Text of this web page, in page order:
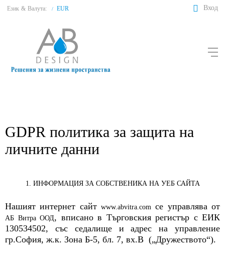
Език & Валута: / EUR Вход
GDPR политика за защита на
личните данни
1. ИНФОРМАЦИЯ ЗА СОБСТВЕНИКА НА УЕБ САЙТА
Нашият интернет сайт www.abvitra.com се управлява от
АБ Витра ООД, вписано в Търговския регистър с ЕИК
130534502, със седалище и адрес на управление
гр.София, ж.к. Зона Б-5, бл. 7, вх.В („Дружеството“).